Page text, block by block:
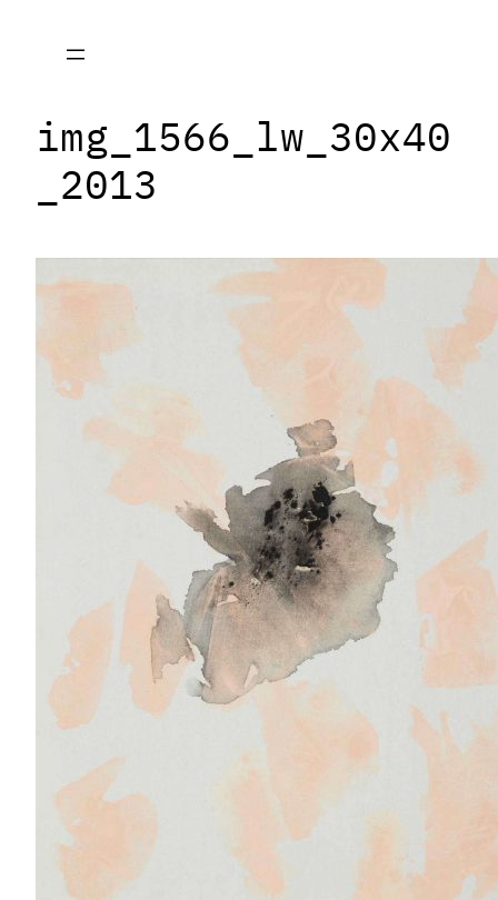
springen
img_1566_lw_30x40
_2013